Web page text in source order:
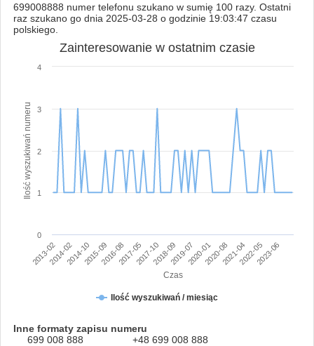
699008888 numer telefonu szukano w sumię 100 razy. Ostatni
raz szukano go dnia 2025-03-28 o godzinie 19:03:47 czasu
polskiego.
Czas
Ilość wyszukiwań numeru
Zainteresowanie w ostatnim czasie
Ilość wyszukiwań / miesiąc
2013-02 2016-08 2019-07 2022-05
2014-022014-102015-09 2017-052017-102018-09 2020-012020-082021-04 2023-06
0
1
2
3
4
Inne formaty zapisu numeru
699 008 888
+48 699 008 888